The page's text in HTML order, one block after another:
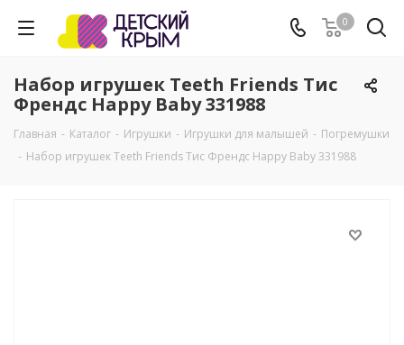
0
Набор игрушек Teeth Friends Тис
Френдс Happy Baby 331988
Главная - Каталог - Игрушки - Игрушки для малышей - Погремушки
- Набор игрушек Teeth Friends Тис Френдс Happy Baby 331988